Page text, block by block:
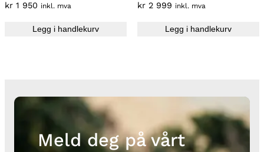
kr 1 950 inkl. mva
Legg i handlekurv
kr 2 999 inkl. mva
Legg i handlekurv
Meld deg på vårt